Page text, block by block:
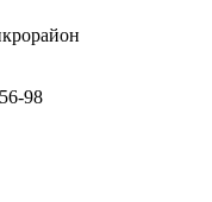
98